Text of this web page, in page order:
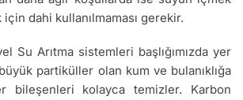
dahi kullanılmaması gerekir.
Su Arıtma sistemleri başlığımızda yer
partiküller olan kum ve bulanıklığa
bileşenleri kolayca temizler. Karbon